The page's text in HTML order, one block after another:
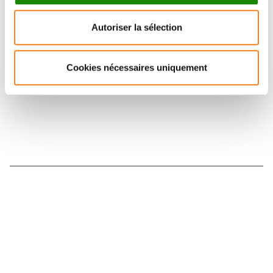
Autoriser la sélection
Cookies nécessaires uniquement
Retrouvez notre actualité sur les réseaux
sociaux et en vous inscrivant à notre newsletter.
Inscrivez-vous à la newsletter